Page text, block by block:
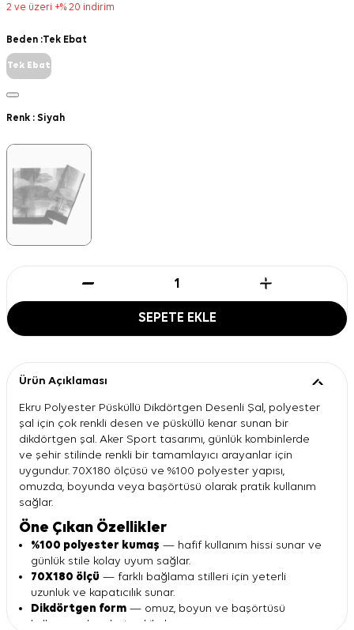
2 ve üzeri +% 20 indirim
Beden :Tek Ebat
Tek Ebat
Renk : Siyah
SEPETE EKLE
Ürün Açıklaması
Ekru Polyester Püsküllü Dikdörtgen Desenli Şal, polyester
şal için çok renkli desen ve püsküllü kenar sunan bir
dikdörtgen şal. Aker Sport tasarımı, günlük kombinlerde
ve şehir stilinde renkli bir tamamlayıcı arayanlar için
uygundur. 70X180 ölçüsü ve %100 polyester yapısı,
omuzda, boyunda veya başörtüsü olarak pratik kullanım
sağlar.
Öne Çıkan Özellikler
%100 polyester kumaş — hafif kullanım hissi sunar ve
günlük stile kolay uyum sağlar.
70X180 ölçü — farklı bağlama stilleri için yeterli
uzunluk ve kapatıcılık sunar.
Dikdörtgen form — omuz, boyun ve başörtüsü
kullanımında rahat şekil alır.